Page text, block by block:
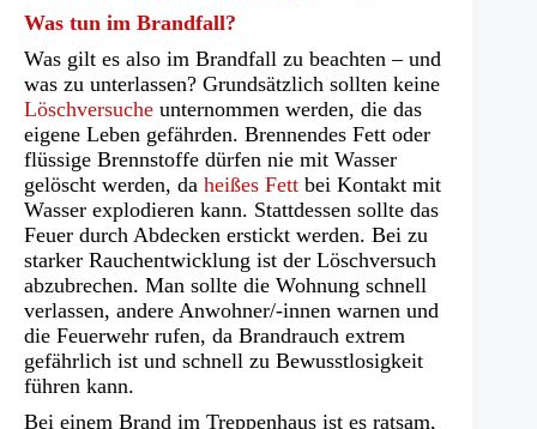
neuen
Tab)
Was tun im Brandfall?
Was gilt es also im Brandfall zu beachten – und
was zu unterlassen? Grundsätzlich sollten keine
Löschversuche unternommen werden, die das
eigene Leben gefährden. Brennendes Fett oder
flüssige Brennstoffe dürfen nie mit Wasser
gelöscht werden, da heißes Fett bei Kontakt mit
Wasser explodieren kann. Stattdessen sollte das
Feuer durch Abdecken erstickt werden. Bei zu
starker Rauchentwicklung ist der Löschversuch
abzubrechen. Man sollte die Wohnung schnell
verlassen, andere Anwohner/-innen warnen und
die Feuerwehr rufen, da Brandrauch extrem
gefährlich ist und schnell zu Bewusstlosigkeit
führen kann.
Bei einem Brand im Treppenhaus ist es ratsam,